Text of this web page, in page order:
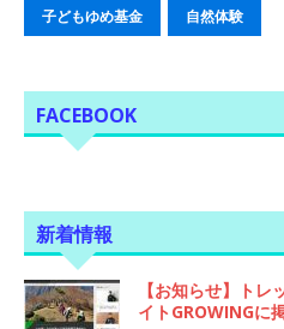
子どもゆめ基金 自然体験
FACEBOOK
新着情報
【お知らせ】ト
イトGROWINGに